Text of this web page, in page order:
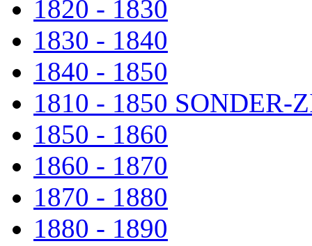
1820 - 1830
1830 - 1840
1840 - 1850
1810 - 1850 SONDER-
1850 - 1860
1860 - 1870
1870 - 1880
1880 - 1890